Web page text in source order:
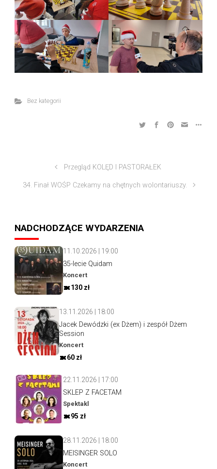
Bez kategorii
Przegląd KOLĘD I PASTORAŁEK
34. Finał WOŚP Czekamy na chętnych wolontariuszy.
NADCHODZĄCE WYDARZENIA
11.10.2026 | 19:00
35-lecie Quidam
Koncert
130 zł
13.11.2026 | 18:00
Jacek Dewódzki (ex Dżem) i zespół Dżem
Session
Koncert
60 zł
22.11.2026 | 17:00
SKLEP Z FACETAM
Spektakl
95 zł
28.11.2026 | 18:00
MEISINGER SOLO
Koncert